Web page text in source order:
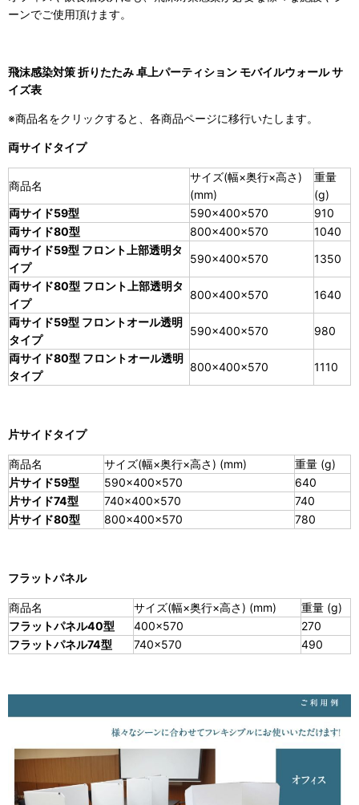
ーンでご使用頂けます。
飛沫感染対策 折りたたみ 卓上パーティション モバイルウォール サ
イズ表
※商品名をクリックすると、各商品ページに移行いたします。
両サイドタイプ
商品名
サイズ(幅×奥行×高さ)
(mm)
重量
(g)
両サイド59型
590×400×570
910
両サイド80型
800×400×570
1040
両サイド59型 フロント上部透明タ
イプ
590×400×570
1350
両サイド80型 フロント上部透明タ
イプ
800×400×570
1640
両サイド59型 フロントオール透明
タイプ
590×400×570
980
両サイド80型 フロントオール透明
タイプ
800×400×570 1110
片サイドタイプ
商品名 サイズ(幅×奥行×高さ) (mm)
重量 (g)
片サイド59型
590×400×570
640
片サイド74型
740×400×570
740
片サイド80型
800×400×570 780
フラットパネル
商品名 サイズ(幅×奥行×高さ) (mm)
重量 (g)
フラットパネル40型
400×570
270
フラットパネル74型
740×570 490